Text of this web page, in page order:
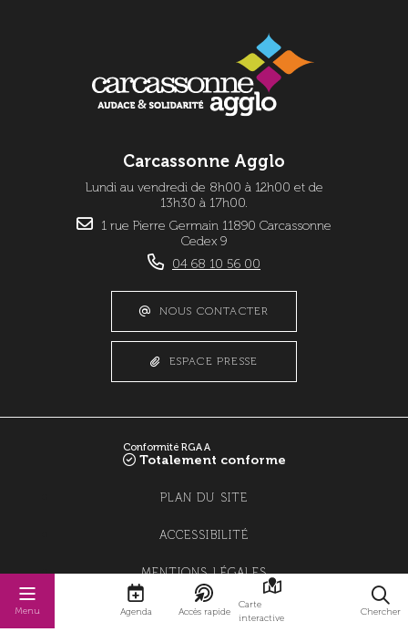
Menu Agenda Accès rapide
Carte
interactive
Chercher
Carcassonne Agglo
Lundi au vendredi de 8h00 à 12h00 et de
13h30 à 17h00.
1 rue Pierre Germain 11890 Carcassonne
Cedex 9
04 68 10 56 00
NOUS CONTACTER
ESPACE PRESSE
Conformité RGAA
Totalement conforme
PLAN DU SITE
ACCESSIBILITÉ
MENTIONS LÉGALES
POLITIQUE DE CONFIDENTIALITÉ